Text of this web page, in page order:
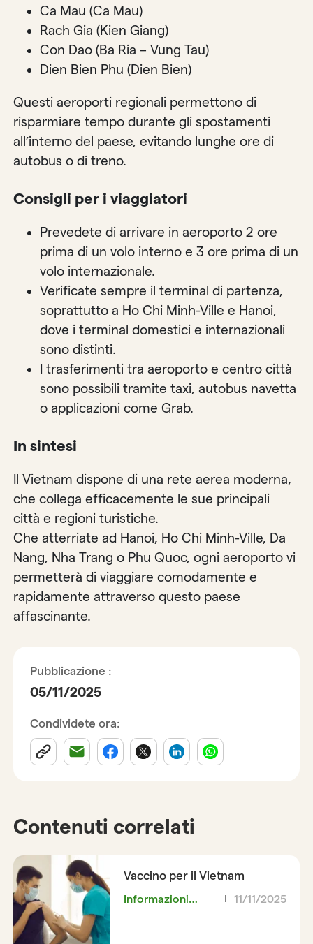
Ca Mau (Ca Mau)
Rach Gia (Kien Giang)
Con Dao (Ba Ria – Vung Tau)
Dien Bien Phu (Dien Bien)
Questi aeroporti regionali permettono di
risparmiare tempo durante gli spostamenti
all’interno del paese, evitando lunghe ore di
autobus o di treno.
Consigli per i viaggiatori
Prevedete di arrivare in aeroporto 2 ore
prima di un volo interno e 3 ore prima di un
volo internazionale.
Verificate sempre il terminal di partenza,
soprattutto a Ho Chi Minh-Ville e Hanoi,
dove i terminal domestici e internazionali
sono distinti.
I trasferimenti tra aeroporto e centro città
sono possibili tramite taxi, autobus navetta
o applicazioni come Grab.
In sintesi
Il Vietnam dispone di una rete aerea moderna,
che collega efficacemente le sue principali
città e regioni turistiche.
Che atterriate ad Hanoi, Ho Chi Minh-Ville, Da
Nang, Nha Trang o Phu Quoc, ogni aeroporto vi
permetterà di viaggiare comodamente e
rapidamente attraverso questo paese
affascinante.
Pubblicazione :
05/11/2025
Condividete ora:
Contenuti correlati
Vaccino per il Vietnam
Informazioni
11/11/2025